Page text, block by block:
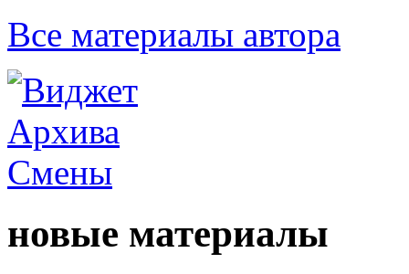
Все материалы автора
новые материалы